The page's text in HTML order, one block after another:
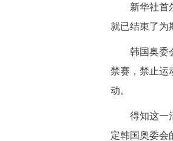
新华社首尔
就已结束了为
韩国奥委会
禁赛，禁止运
动。
得知这一消
定韩国奥委会